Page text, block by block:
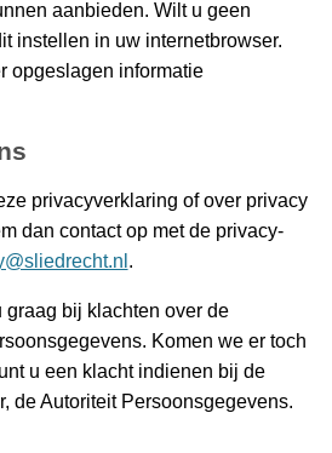
aanbieden. Wilt u geen
instellen in uw internetbrowser.
opgeslagen informatie
privacyverklaring of over privacy
dan contact op met de privacy-
.
bij klachten over de
Komen we er toch
u een klacht indienen bij de
de Autoriteit Persoonsgegevens.